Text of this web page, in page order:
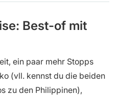
Best-of mit
ein paar mehr Stopps
(vll. kennst du die beiden
zu den Philippinen),